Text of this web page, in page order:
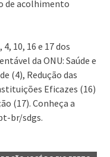
de acolhimento
10, 16 e 17 dos
da ONU: Saúde e
(4), Redução das
Eficazes (16)
(17). Conheça a
br/sdgs.